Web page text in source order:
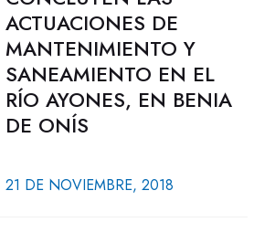
ACTUACIONES DE
MANTENIMIENTO Y
SANEAMIENTO EN EL
RÍO AYONES, EN BENIA
DE ONÍS
21 DE NOVIEMBRE, 2018